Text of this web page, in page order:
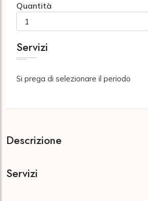
Quantità
Servizi
Si prega di selezionare il periodo
Descrizione
Servizi